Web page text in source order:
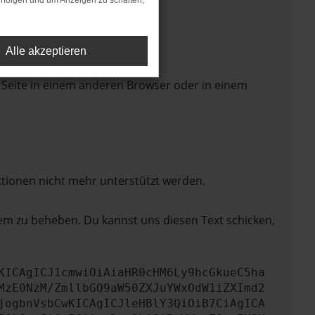
in einem anderen Browser oder in einem
nicht mehr unterstützt werden.
zu beheben. Du kannst uns diesen Text schicken,
ZmllbGQ9aW50ZXJuYWxOdW1iZXImd2
Alle akzeptieren